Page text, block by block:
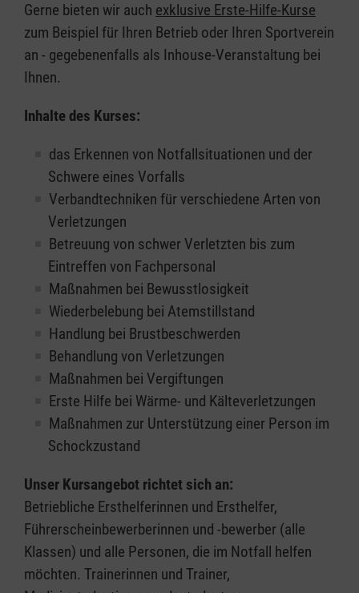
Gerne bieten wir auch exklusive Erste-Hilfe-Kurse
zum Beispiel für Ihren Betrieb oder Ihren Sportverein
an - gegebenenfalls als Inhouse-Veranstaltung bei
Ihnen.
Inhalte des Kurses:
das Erkennen von Notfallsituationen und der
Schwere eines Vorfalls
Verbandtechniken für verschiedene Arten von
Verletzungen
Betreuung von schwer Verletzten bis zum
Eintreffen von Fachpersonal
Maßnahmen bei Bewusstlosigkeit
Wiederbelebung bei Atemstillstand
Handlung bei Brustbeschwerden
Behandlung von Verletzungen
Maßnahmen bei Vergiftungen
Erste Hilfe bei Wärme- und Kälteverletzungen
Maßnahmen zur Unterstützung einer Person im
Schockzustand
Unser Kursangebot richtet sich an:
Betriebliche Ersthelferinnen und Ersthelfer,
Führerscheinbewerberinnen und -bewerber (alle
Klassen) und alle Personen, die im Notfall helfen
möchten. Trainerinnen und Trainer,